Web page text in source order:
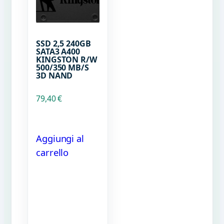
SSD 2,5 240GB
SATA3 A400
KINGSTON R/W
500/350 MB/S
3D NAND
79,40€
Aggiungi al
carrello